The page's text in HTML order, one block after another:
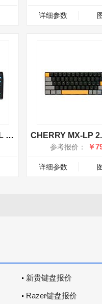
详细参数
CHERRY MX3.0S TKL RGB有线键盘 青轴
参考报价： ￥
详细参数
新贵键盘报价
Razer键盘报价